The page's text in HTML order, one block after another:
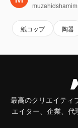
紙コップ 陶器
最高のクリエイティ
エイター、企業、